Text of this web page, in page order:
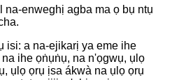
na-enweghị agba ma ọ bụ ntụ
isi: a na-ejikarị ya eme ihe
ihe ọṅụṅụ, na n'ọgwụ, ụlọ
ụlọ ọrụ ịsa ákwà na ụlọ ọrụ